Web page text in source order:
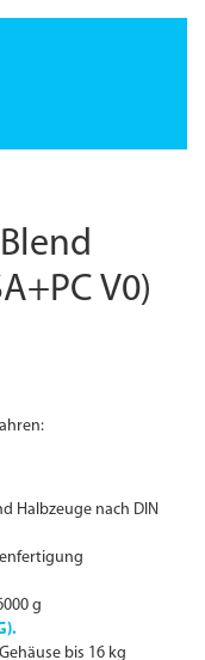
V0)
Halbzeuge nach DIN
g
bis 16 kg